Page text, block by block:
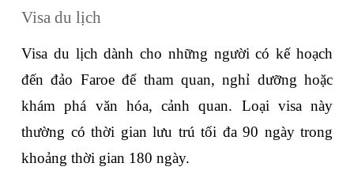
Visa du lịch
Visa du lịch dành cho những người có kế hoạch
đến đảo Faroe để tham quan, nghỉ dưỡng hoặc
khám phá văn hóa, cảnh quan. Loại visa này
thường có thời gian lưu trú tối đa 90 ngày trong
khoảng thời gian 180 ngày.